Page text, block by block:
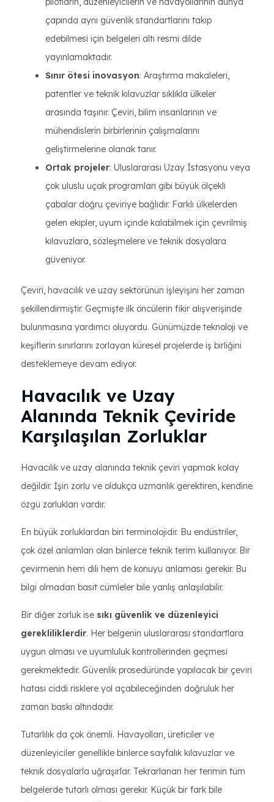
çapında aynı güvenlik standartlarını takip
edebilmesi için belgeleri altı resmi dilde
yayınlamaktadır.
Sınır ötesi inovasyon: Araştırma makaleleri,
patentler ve teknik kılavuzlar sıklıkla ülkeler
arasında taşınır. Çeviri, bilim insanlarının ve
mühendislerin birbirlerinin çalışmalarını
geliştirmelerine olanak tanır.
Ortak projeler: Uluslararası Uzay İstasyonu veya
çok uluslu uçak programları gibi büyük ölçekli
çabalar doğru çeviriye bağlıdır. Farklı ülkelerden
gelen ekipler, uyum içinde kalabilmek için çevrilmiş
kılavuzlara, sözleşmelere ve teknik dosyalara
güveniyor.
Çeviri, havacılık ve uzay sektörünün işleyişini her zaman
şekillendirmiştir. Geçmişte ilk öncülerin fikir alışverişinde
bulunmasına yardımcı oluyordu. Günümüzde teknoloji ve
keşiflerin sınırlarını zorlayan küresel projelerde iş birliğini
desteklemeye devam ediyor.
Havacılık ve Uzay
Alanında Teknik Çeviride
Karşılaşılan Zorluklar
Havacılık ve uzay alanında teknik çeviri yapmak kolay
değildir. İşin zorlu ve oldukça uzmanlık gerektiren, kendine
özgü zorlukları vardır.
En büyük zorluklardan biri terminolojidir. Bu endüstriler,
çok özel anlamları olan binlerce teknik terim kullanıyor. Bir
çevirmenin hem dili hem de konuyu anlaması gerekir. Bu
bilgi olmadan basit cümleler bile yanlış anlaşılabilir.
Bir diğer zorluk ise sıkı güvenlik ve düzenleyici
gerekliliklerdir. Her belgenin uluslararası standartlara
uygun olması ve uyumluluk kontrollerinden geçmesi
gerekmektedir. Güvenlik prosedüründe yapılacak bir çeviri
hatası ciddi risklere yol açabileceğinden doğruluk her
zaman baskı altındadır.
Tutarlılık da çok önemli. Havayolları, üreticiler ve
düzenleyiciler genellikle binlerce sayfalık kılavuzlar ve
teknik dosyalarla uğraşırlar. Tekrarlanan her terimin tüm
belgelerde tutarlı olması gerekir. Küçük bir fark bile